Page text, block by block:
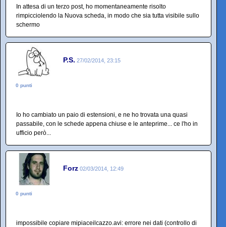
In attesa di un terzo post, ho momentaneamente risolto
rimpicciolendo la Nuova scheda, in modo che sia tutta visibile sullo
schermo
P.S. 27/02/2014, 23:15
0 punti
Io ho cambiato un paio di estensioni, e ne ho trovata una quasi
passabile, con le schede appena chiuse e le anteprime... ce l'ho in
ufficio però...
Forz 02/03/2014, 12:49
0 punti
impossibile copiare mipiaceilcazzo.avi: errore nei dati (controllo di